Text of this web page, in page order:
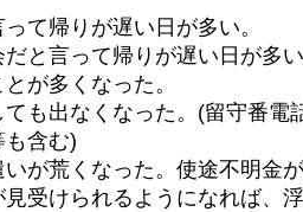
て帰りが遅い日が多い。
と言って帰りが遅い日が多い
が多くなった。
も出なくなった。(留守番電
も含む)
が荒くなった。使途不明金
見受けられるようになれば、